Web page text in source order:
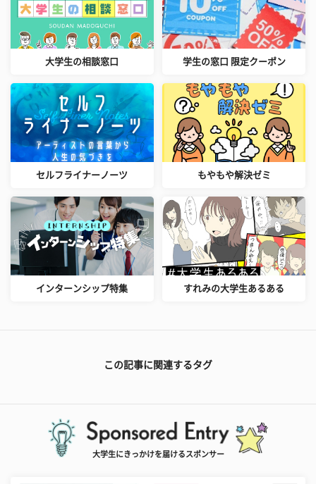
大学生の相談窓口 学生の窓口 限定クーポン
セルフライナーノーツ もやもや解決ゼミ
インターンシップ特集 すれみの大学生あるある
この記事に関連するタグ
大学生にきっかけを届けるスポンサー